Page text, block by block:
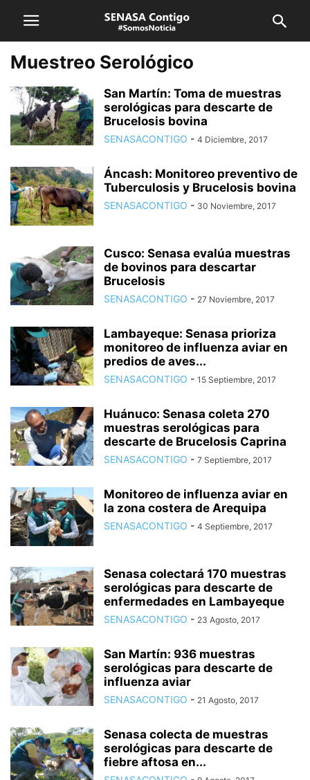
Muestreo Serológico
San Martín: Toma de muestras
serológicas para descarte de
Brucelosis bovina
SENASACONTIGO - 4 Diciembre, 2017
Áncash: Monitoreo preventivo de
Tuberculosis y Brucelosis bovina
SENASACONTIGO - 30 Noviembre, 2017
Cusco: Senasa evalúa muestras
de bovinos para descartar
Brucelosis
SENASACONTIGO - 27 Noviembre, 2017
Lambayeque: Senasa prioriza
monitoreo de influenza aviar en
predios de aves...
SENASACONTIGO - 15 Septiembre, 2017
Huánuco: Senasa coleta 270
muestras serológicas para
descarte de Brucelosis Caprina
SENASACONTIGO - 7 Septiembre, 2017
Monitoreo de influenza aviar en
la zona costera de Arequipa
SENASACONTIGO - 4 Septiembre, 2017
Senasa colectará 170 muestras
serológicas para descarte de
enfermedades en Lambayeque
SENASACONTIGO - 23 Agosto, 2017
San Martín: 936 muestras
serológicas para descarte de
influenza aviar
SENASACONTIGO - 21 Agosto, 2017
Senasa colecta de muestras
serológicas para descarte de
fiebre aftosa en...